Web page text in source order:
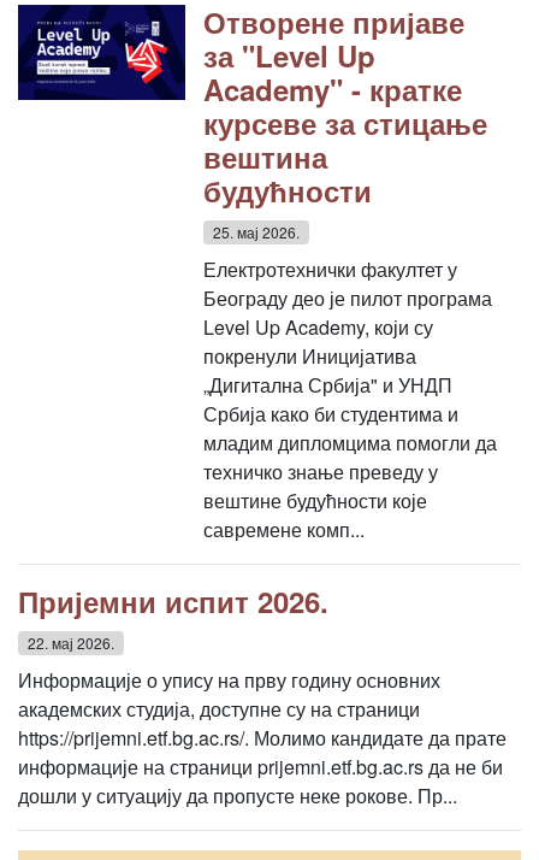
Отворене пријаве
за "Level Up
Academy" - кратке
курсеве за стицање
вештина
будућности
25. мај 2026.
Електротехнички факултет у
Београду део је пилот програма
Level Up Academy, који су
покренули Иницијатива
„Дигитална Србија" и УНДП
Србија како би студентима и
младим дипломцима помогли да
техничко знање преведу у
вештине будућности које
савремене комп...
Пријемни испит 2026.
22. мај 2026.
Информације о упису на прву годину основних
академских студија, доступне су на страници
https://prijemni.etf.bg.ac.rs/. Молимо кандидате да прате
информације на страници prijemni.etf.bg.ac.rs да не би
дошли у ситуацију да пропусте неке рокове. Пр...